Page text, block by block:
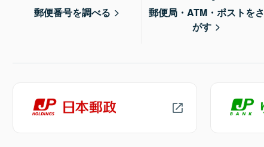
郵便番号を調べる
郵便局・ATM・ポストをさ
がす